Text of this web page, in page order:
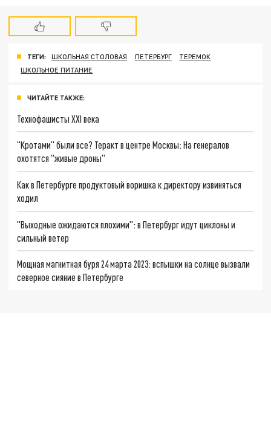
ТЕГИ: ШКОЛЬНАЯ СТОЛОВАЯ ПЕТЕРБУРГ
ТЕРЕМОК
ШКОЛЬНОЕ ПИТАНИЕ
ЧИТАЙТЕ ТАКЖЕ:
Технофашисты XXI века
"Кротами" были все? Теракт в центре Москвы: На генералов
охотятся "живые дроны"
Как в Петербурге продуктовый воришка к директору извиняться
ходил
"Выходные ожидаются плохими": в Петербург идут циклоны и
сильный ветер
Мощная магнитная буря 24 марта 2023: вспышки на солнце вызвали
северное сияние в Петербурге